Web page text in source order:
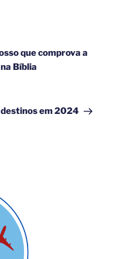
que comprova a
Bíblia
em 2024